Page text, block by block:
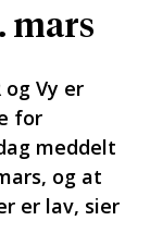
mars
Vy er
for
meddelt
og at
er lav, sier